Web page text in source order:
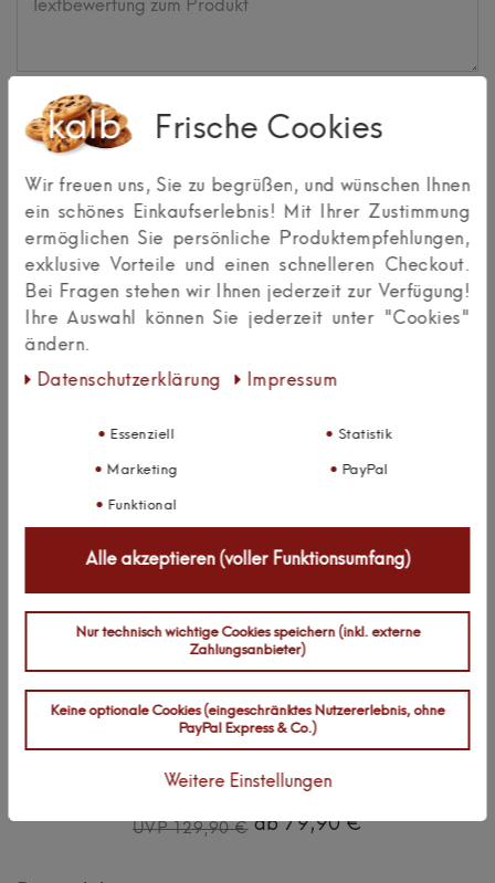
zum
Produkt
Rezension senden
Zuletzt angesehen:
kalb | LED Bettleuchte 4W dimmbar warmweiß Leseleuchte
UVP 129,90 € ab 79,90 €
Frische Cookies
Wir freuen uns, Sie zu begrüßen, und wünschen Ihnen
ein schönes Einkaufserlebnis! Mit Ihrer Zustimmung
ermöglichen Sie persönliche Produktempfehlungen,
exklusive Vorteile und einen schnelleren Checkout.
Bei Fragen stehen wir Ihnen jederzeit zur Verfügung!
Ihre Auswahl können Sie jederzeit unter "Cookies"
ändern.
Daten­schutz­erklärung
Impressum
Essenziell Statistik
Marketing PayPal
Funktional
Alle akzeptieren (voller Funktionsumfang)
Nur technisch wichtige Cookies speichern (inkl. externe
Zahlungsanbieter)
Keine optionale Cookies (eingeschränktes Nutzererlebnis, ohne
PayPal Express & Co.)
Weitere Einstellungen